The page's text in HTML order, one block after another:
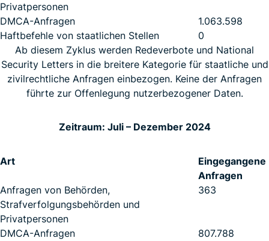
Privatpersonen
DMCA-Anfragen
1.063.598
Haftbefehle von staatlichen Stellen
0
Ab diesem Zyklus werden Redeverbote und National
Security Letters in die breitere Kategorie für staatliche und
zivilrechtliche Anfragen einbezogen. Keine der Anfragen
führte zur Offenlegung nutzerbezogener Daten.
Zeitraum: Juli – Dezember 2024
Art
Eingegangene
Anfragen
Anfragen von Behörden,
Strafverfolgungsbehörden und
Privatpersonen
363
DMCA-Anfragen
807.788